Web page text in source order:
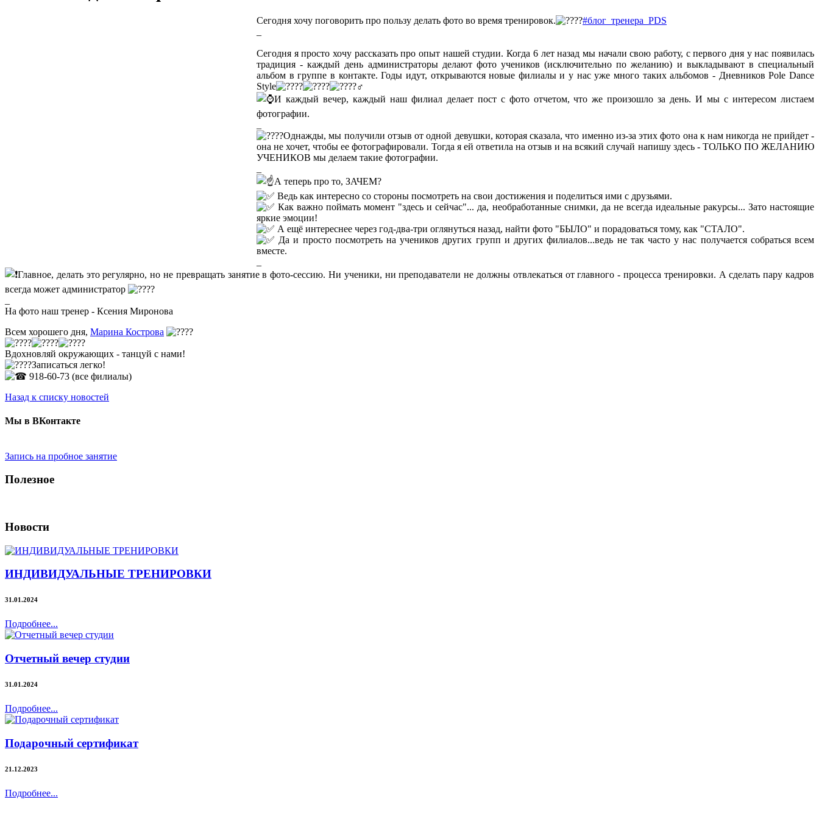
Сегодня хочу поговорить про пользу делать фото во время тренировок.
#блог_тренера_PDS
Сегодня я просто хочу рассказать про опыт нашей студии. Когда 6 лет назад мы начали свою работу, с первого дня у нас появилась
традиция - каждый день администраторы делают фото учеников (исключительно по желанию) и выкладывают в специальный
альбом в группе в контакте. Годы идут, открываются новые филиалы и у нас уже много таких альбомов - Дневников Pole Dance
Style
И каждый вечер, каждый наш филиал делает постс фото отчетом, что же произошло за день. И мы с интересом листаем
фотографии.
Однажды, мы получили отзыв от одной девушки, которая сказала, что именно из-за этих фото она к нам никогда не прийдет -
она не хочет, чтобы ее фотографировали. Тогда я ей ответила на отзыв и на всякий случай напишу здесь - ТОЛЬКО ПО ЖЕЛАНИЮ
УЧЕНИКОВ мы делаем такие фотографии.
А теперь про то, ЗАЧЕМ?
Ведь как интересно со стороны посмотреть на свои достижения и поделиться ими с друзьями.
Как важно поймать момент "здесь и сейчас"... да, необработанные снимки, да не всегда идеальные ракурсы... Зато настоящие
яркие эмоции!
А ещё интереснее через год-два-три оглянуться назад, найти фото "БЫЛО" и порадоваться тому, как "СТАЛО".
Да и просто посмотреть на учеников других групп и других филиалов...ведь не так часто у нас получается собраться всем
вместе.
Главное, делать это регулярно, но не превращать занятие в фото-сессию. Ни ученики, ни преподаватели не должны отвлекаться от главного - процесса тренировки. А сделать пару кадров
всегда может администратор
На фото наш тренер - Ксения Миронова
Всем хорошего дня, Марина Кострова
Вдохновляй окружающих - танцуй с нами!
Записаться легко!
918-60-73 (все филиалы)
Назад к списку новостей
Мы в ВКонтакте
Запись на пробное занятие
Полезное
Новости
ИНДИВИДУАЛЬНЫЕ ТРЕНИРОВКИ
31.01.2024
Подробнее...
Отчетный вечер студии
31.01.2024
Подробнее...
Подарочный сертификат
21.12.2023
Подробнее...